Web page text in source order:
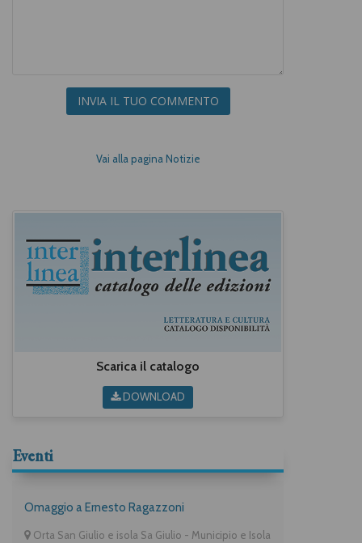
INVIA IL TUO COMMENTO
Vai alla pagina Notizie
Scarica il catalogo
DOWNLOAD
Eventi
Omaggio a Ernesto Ragazzoni
Orta San Giulio e isola Sa Giulio - Municipio e Isola